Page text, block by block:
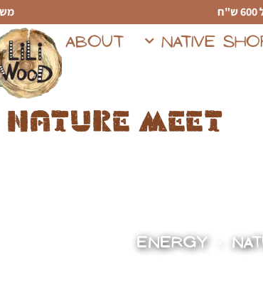
NATIVE
ABOUT
meet
ENERGY •